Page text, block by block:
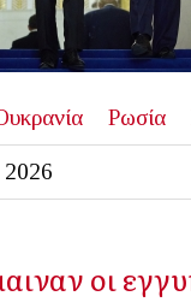
Ρωσία
2026
οι